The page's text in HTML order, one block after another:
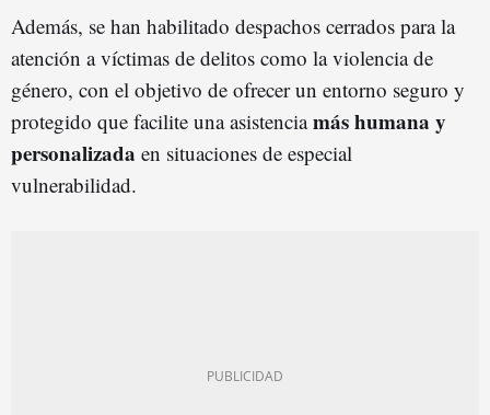
Además, se han habilitado despachos cerrados para la
atención a víctimas de delitos como la violencia de
género, con el objetivo de ofrecer un entorno seguro y
protegido que facilite una asistenciamás humana y
personalizada en situaciones de especial
vulnerabilidad.